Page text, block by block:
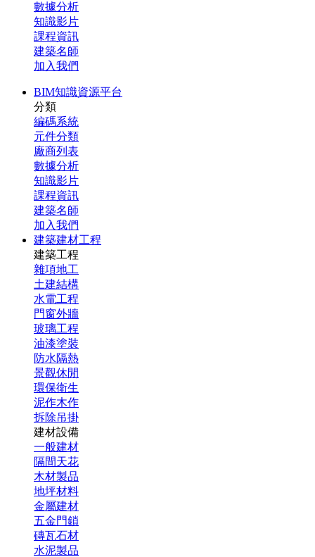
數據分析
知識影片
課程資訊
建築名師
加入我們
BIM知識資源平台
分類
編碼系統
元件分類
廠商列表
數據分析
知識影片
課程資訊
建築名師
加入我們
建築建材工程
建築工程
雜項地工
土建結構
水電工程
門窗外牆
玻璃工程
油漆塗裝
防水隔熱
景觀休閒
環保衛生
泥作木作
拆除吊掛
建材設備
一般建材
隔間天花
木材製品
地坪材料
金屬建材
五金門鎖
磚瓦石材
水泥製品